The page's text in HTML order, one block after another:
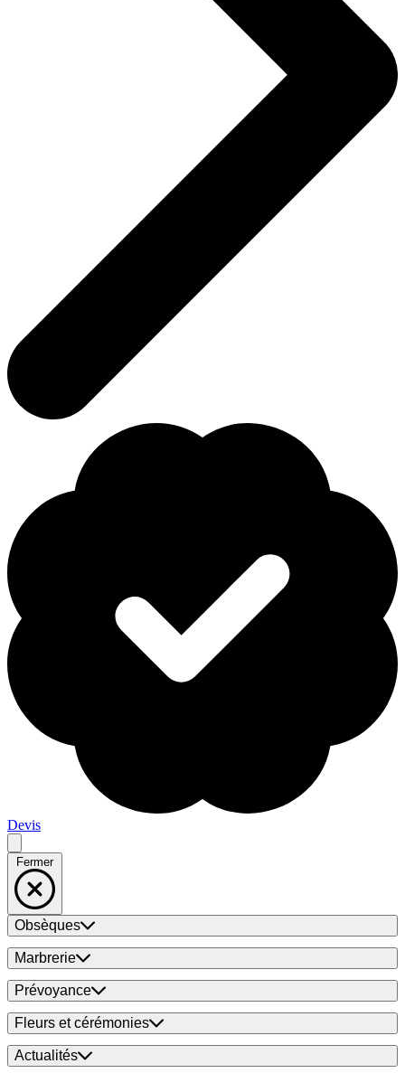
Devis
Fermer
Obsèques
Marbrerie
Prévoyance
Fleurs et cérémonies
Actualités